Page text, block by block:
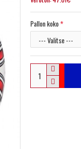
Pallon koko